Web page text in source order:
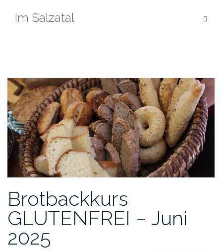
InhaltIm Salzatal
Brotbackkurs
GLUTENFREI – Juni
2025